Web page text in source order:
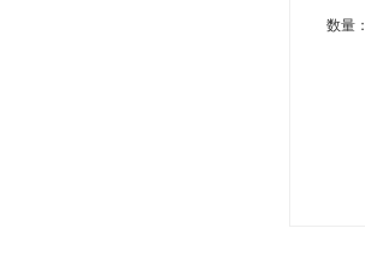
数量：